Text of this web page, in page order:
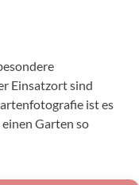
Einsatzort sind
ist es
Garten so